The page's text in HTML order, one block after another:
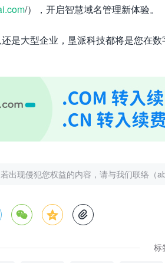
/），开启智慧域名管理新体验。
是大型企业，垦派科技都将是您在
出现侵犯您权益的内容，请与我们联络（
  
标